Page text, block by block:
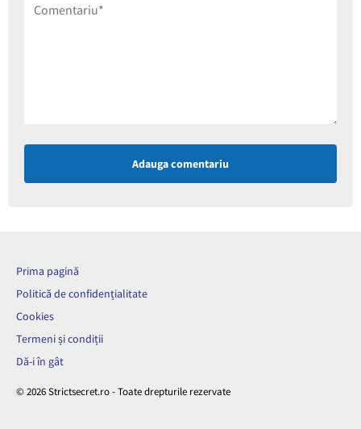
Adauga comentariu
Prima pagină
Politică de confidențialitate
Cookies
Termeni și condiții
Dă-i în gât
© 2026 Strictsecret.ro - Toate drepturile rezervate